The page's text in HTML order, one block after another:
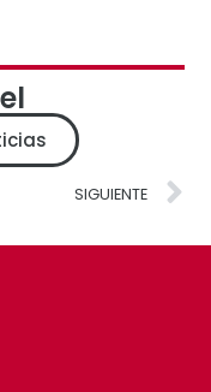
SIGUIENTE